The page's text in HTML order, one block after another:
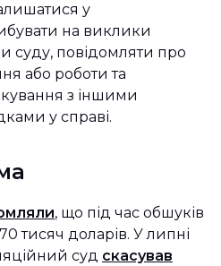
у
на виклики
суду, повідомляти про
або роботи та
з іншими
у справі.
, що під час обшуків
тисяч доларів. У липні
суд скасував